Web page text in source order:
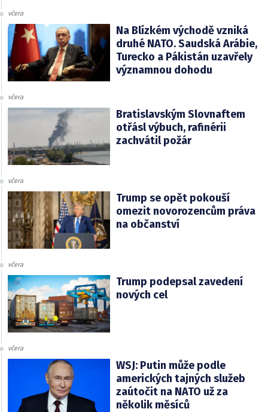
včera
Na Blízkém východě vzniká
druhé NATO. Saudská Arábie,
Turecko a Pákistán uzavřely
významnou dohodu
včera
Bratislavským Slovnaftem
otřásl výbuch, rafinérii
zachvátil požár
včera
Trump se opět pokouší
omezit novorozencům práva
na občanství
včera
Trump podepsal zavedení
nových cel
včera
WSJ: Putin může podle
amerických tajných služeb
zaútočit na NATO už za
několik měsíců